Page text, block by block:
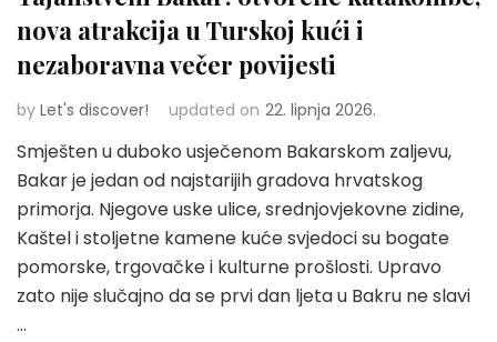
nova atrakcija u Turskoj kući i
nezaboravna večer povijesti
by Let's discover! updated on 22. lipnja 2026.
Smješten u duboko usječenom Bakarskom zaljevu,
Bakar je jedan od najstarijih gradova hrvatskog
primorja. Njegove uske ulice, srednjovjekovne zidine,
Kaštel i stoljetne kamene kuće svjedoci su bogate
pomorske, trgovačke i kulturne prošlosti. Upravo
zato nije slučajno da se prvi dan ljeta u Bakru ne slavi
…